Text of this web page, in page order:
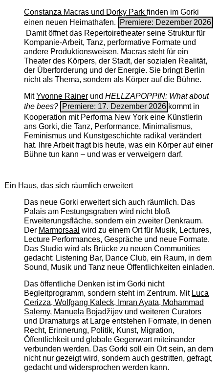
Constanza Macras und Dorky Park finden im Gorki
einen neuen Heimathafen.
Premiere: Dezember 2026
Damit öffnet das Repertoiretheater seine Struktur für
Kompanie-Arbeit, Tanz, performative Formate und
andere Produktionsweisen. Macras steht für ein
Theater des Körpers, der Stadt, der sozialen Realität,
der Überforderung und der Energie. Sie bringt Berlin
nicht als Thema, sondern als Körper auf die Bühne.
MitYvonne Rainerund HELLZAPOPPIN: What about
the bees? Premiere: 17. Dezember 2026 kommt in
Kooperation mit Performa New York eine Künstlerin
ans Gorki, die Tanz, Performance, Minimalismus,
Feminismus und Kunstgeschichte radikal verändert
hat. Ihre Arbeit fragt bis heute, was ein Körper auf einer
Bühne tun kann – und was er verweigern darf.
Ein Haus, das sich räumlich erweitert
Das neue Gorki erweitert sich auch räumlich. Das
Palais am Festungsgraben wird nicht bloß
Erweiterungsfläche, sondern ein zweiter Denkraum.
Der Marmorsaal wird zu einem Ort für Musik, Lectures,
Lecture Performances, Gespräche und neue Formate.
Das Studiowird als Brücke zu neuen Communities
gedacht: Listening Bar, Dance Club, ein Raum, in dem
Sound, Musik und Tanz neue Öffentlichkeiten einladen.
Das öffentliche Denken ist im Gorki nicht
Begleitprogramm, sondern steht im Zentrum. Mit Luca
Cerizza, Wolfgang Kaleck, Imran Ayata, Mohammad
Salemy, Manuela Bojadžijevund weiteren Curators
und Dramaturgs at Large entstehen Formate, in denen
Recht, Erinnerung, Politik, Kunst, Migration,
Öffentlichkeit und globale Gegenwart miteinander
verbunden werden. Das Gorki soll ein Ort sein, an dem
nicht nur gezeigt wird, sondern auch gestritten, gefragt,
gedacht und widersprochen werden kann.